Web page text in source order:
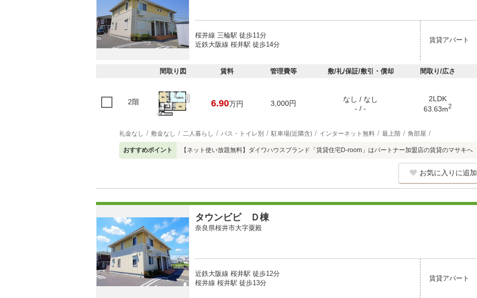
桜井線 三輪駅 徒歩11分
近鉄大阪線 桜井駅 徒歩14分
賃貸アパート
間取り図 賃料 管理費等 敷/礼/保証/敷引・償却 間取り/広さ
2階 6.90万円 3,000円
なし / なし
- / -
2LDK
63.63m2
礼金なし 敷金なし 二人暮らし バス・トイレ別 駐車場(近隣含) インターネット無料 最上階 角部屋
おすすめポイント 【ネット使い放題無料】ダイワハウスブランド「賃貸住宅D-room」はパートナー加盟店の賃貸のマサキへ
お気に入りに追加
タウンビビ Ｄ棟
奈良県桜井市大字粟殿
近鉄大阪線 桜井駅 徒歩12分
桜井線 桜井駅 徒歩13分
賃貸アパート